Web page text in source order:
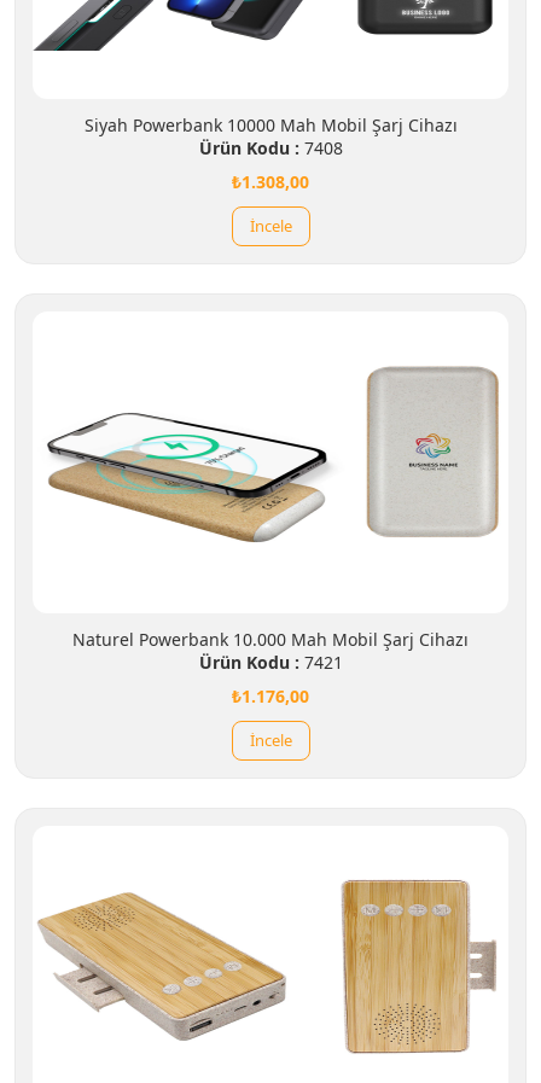
Siyah Powerbank 10000 Mah Mobil Şarj Cihazı
Ürün Kodu : 7408
₺1.308,00
İncele
Naturel Powerbank 10.000 Mah Mobil Şarj Cihazı
Ürün Kodu : 7421
₺1.176,00
İncele